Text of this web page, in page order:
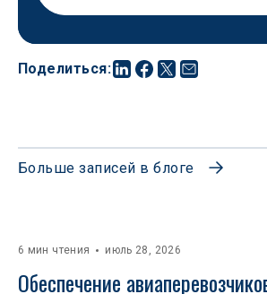
Поделиться:
Больше записей в блоге
6 мин чтения июль 28, 2026
Обеспечение